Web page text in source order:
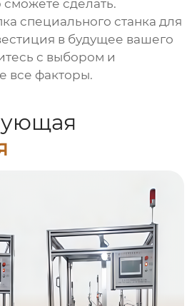
сделать.
специального станка для
в будущее вашего
с выбором и
все факторы.